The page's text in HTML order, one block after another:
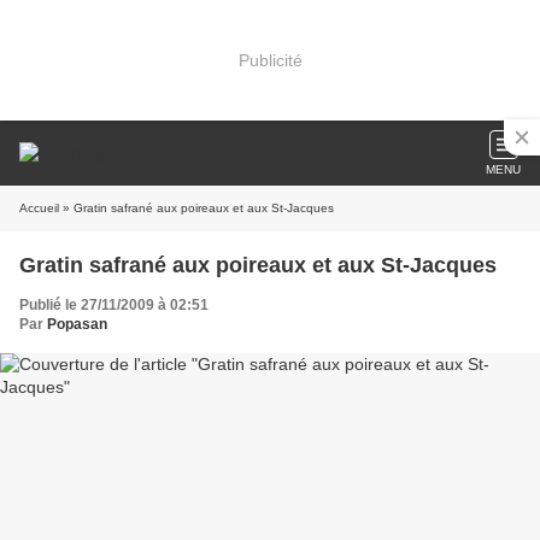
Publicité
MENU
Accueil » Gratin safrané aux poireaux et aux St-Jacques
Gratin safrané aux poireaux et aux St-Jacques
Publié le 27/11/2009 à 02:51
Par Popasan